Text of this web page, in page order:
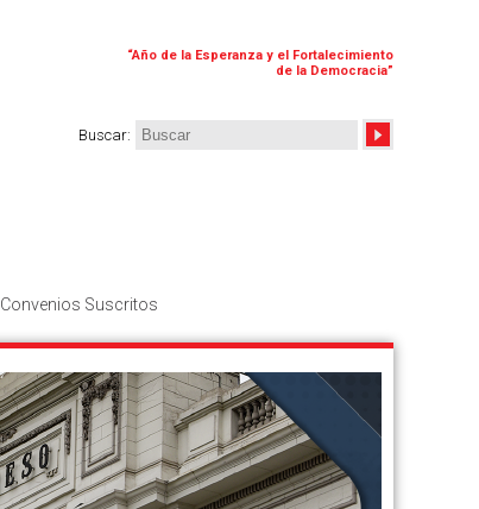
“Año de la Esperanza y el Fortalecimiento
de la Democracia”
Buscar:
Convenios Suscritos